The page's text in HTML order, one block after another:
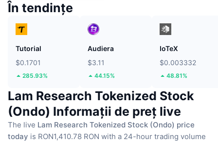
În tendințe
Tutorial
$0.1701
285.93%
Audiera
$3.11
44.15%
IoTeX
$0.003332
48.81%
Lam Research Tokenized Stock
(Ondo) Informații de preț live
The live Lam Research Tokenized Stock (Ondo) price
today is RON1,410.78 RON with a 24-hour trading volume